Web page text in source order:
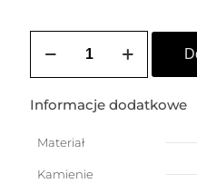
Bransoletka
szczęście
cytrynem
w
kształcie
Informacje dodatkowe
Materiał
Kamienie